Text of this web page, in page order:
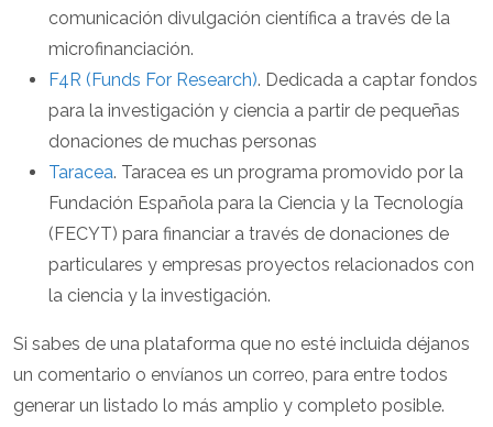
comunicación divulgación científica a través de la
microfinanciación.
F4R (Funds For Research). Dedicada a captar fondos
para la investigación y ciencia a partir de pequeñas
donaciones de muchas personas
Taracea. Taracea es un programa promovido por la
Fundación Española para la Ciencia y la Tecnología
(FECYT) para financiar a través de donaciones de
particulares y empresas proyectos relacionados con
la ciencia y la investigación.
Si sabes de una plataforma que no esté incluida déjanos
un comentario o envíanos un correo, para entre todos
generar un listado lo más amplio y completo posible.